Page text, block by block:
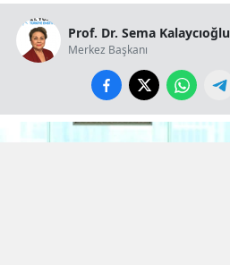
Prof. Dr. Sema Kalaycıoğlu
Merkez Başkanı